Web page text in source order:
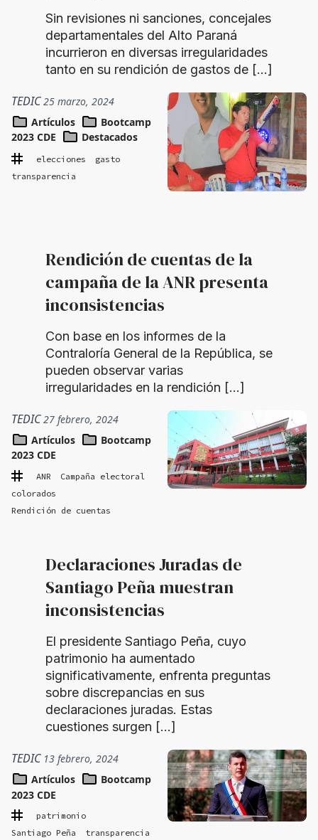
Sin revisiones ni sanciones, concejales
departamentales del Alto Paraná
incurrieron en diversas irregularidades
tanto en su rendición de gastos de […]
TEDIC25 marzo, 2024
Artículos
Bootcamp
2023 CDE
Destacados
elecciones
gasto
transparencia
Rendición de cuentas de la
campaña de la ANR presenta
inconsistencias
Con base en los informes de la
Contraloría General de la República, se
pueden observar varias
irregularidades en la rendición […]
TEDIC27 febrero, 2024
Artículos
Bootcamp
2023 CDE
ANR
Campaña electoral
colorados
Rendición de cuentas
Declaraciones Juradas de
Santiago Peña muestran
inconsistencias
El presidente Santiago Peña, cuyo
patrimonio ha aumentado
significativamente, enfrenta preguntas
sobre discrepancias en sus
declaraciones juradas. Estas
cuestiones surgen […]
TEDIC 13 febrero, 2024
Artículos
Bootcamp
2023 CDE
patrimonio
Santiago Peña
transparencia